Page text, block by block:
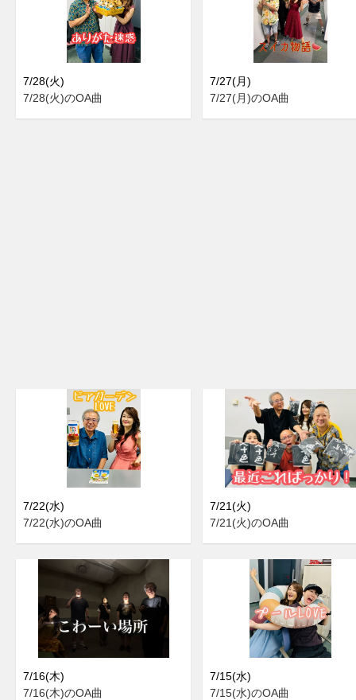
7/28(火)
7/28(火)のOA曲
7/27(月)
7/27(月)のOA曲
7/22(水)
7/22(水)のOA曲
7/21(火)
7/21(火)のOA曲
7/16(木)
7/16(木)のOA曲
7/15(水)
7/15(水)のOA曲